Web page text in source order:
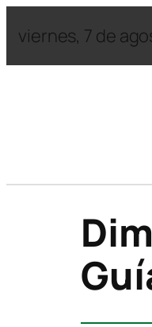
viernes, 7 de